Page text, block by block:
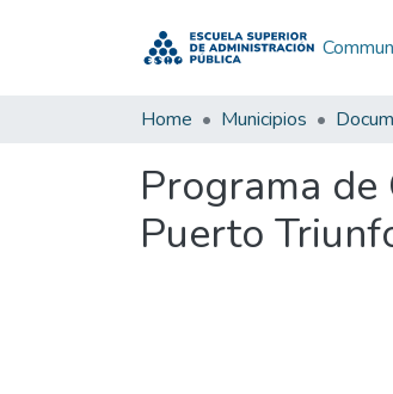
Home Municipios
Programa
Puerto